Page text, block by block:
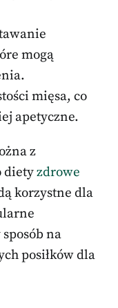
mogą
mięsa, co
apetyczne.
z
dietyzdrowe
korzystne dla
na
posiłków dla